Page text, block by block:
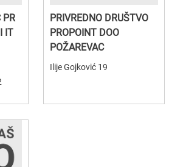
PR
IT
PRIVREDNO DRUŠTVO
PROPOINT DOO
POŽAREVAC
Ilije Gojković 19